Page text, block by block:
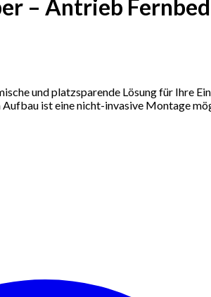
– Antrieb
und platzsparende Lösung für Ihre
ist eine nicht-invasive Montage